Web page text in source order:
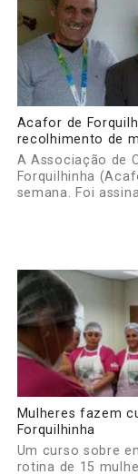
Acafor de
recolhimento de
A Associação de
Forquilhinha
semana. Foi
Mulheres fazem
Forquilhinha
Um curso sobre
rotina de 15